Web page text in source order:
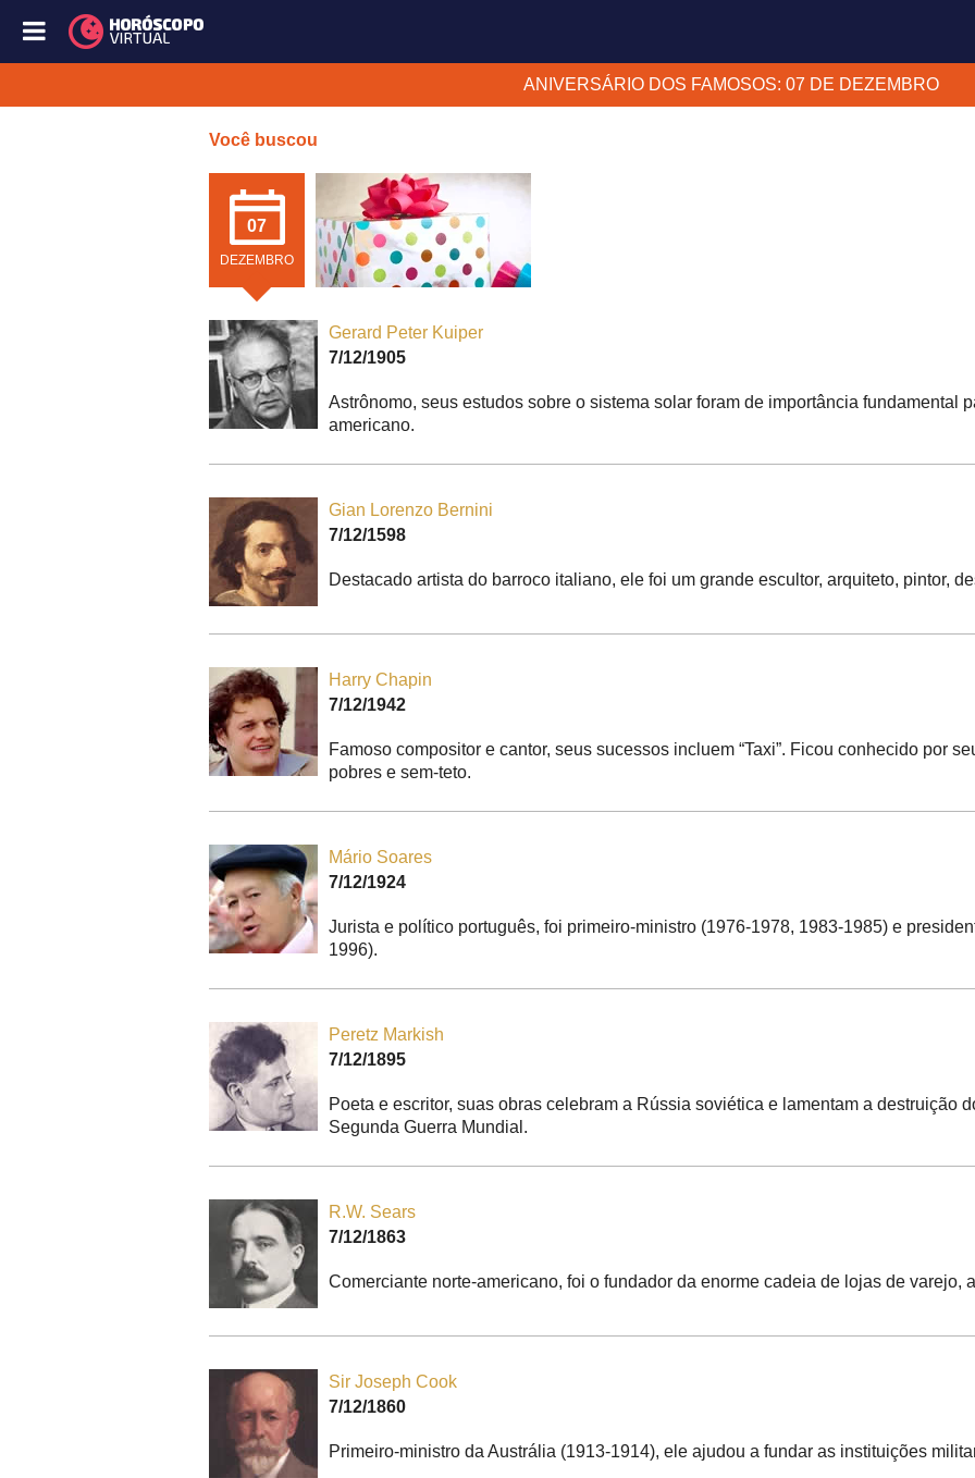
ANIVERSÁRIO DOS FAMOSOS: 07 DE DEZEMBRO
Você buscou
07
DEZEMBRO
Gerard Peter Kuiper
7/12/1905
Astrônomo, seus estudos sobre o sistema solar foram de importância fundamental
americano.
Gian Lorenzo Bernini
7/12/1598
Destacado artista do barroco italiano, ele foi um grande escultor, arquiteto, pintor,
Harry Chapin
7/12/1942
Famoso compositor e cantor, seus sucessos incluem “Taxi”. Ficou conhecido por
pobres e sem-teto.
Mário Soares
7/12/1924
Jurista e político português, foi primeiro-ministro (1976-1978, 1983-1985) e
1996).
Peretz Markish
7/12/1895
Poeta e escritor, suas obras celebram a Rússia soviética e lamentam a destruição
Segunda Guerra Mundial.
R.W. Sears
7/12/1863
Comerciante norte-americano, foi o fundador da enorme cadeia de lojas de varejo,
Sir Joseph Cook
7/12/1860
Primeiro-ministro da Austrália (1913-1914), ele ajudou a fundar as instituições